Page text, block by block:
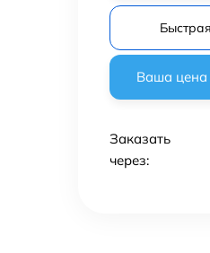
Заказать
через: